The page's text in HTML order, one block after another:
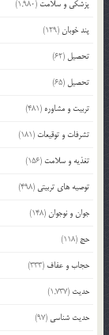
پزشکی و سلامت (1,980)
پند خوبان(129)
تحصیل (62)
تحصیل (65)
تربیت و مشاوره (481)
تشرفات و توقیعات (181)
تغذیه و سلامت (156)
توصیه های تربیتی (498)
جوان و نوجوان(148)
حج (118)
حجاب و عفاف (333)
حدیث (1,737)
حدیث شناسی (97)